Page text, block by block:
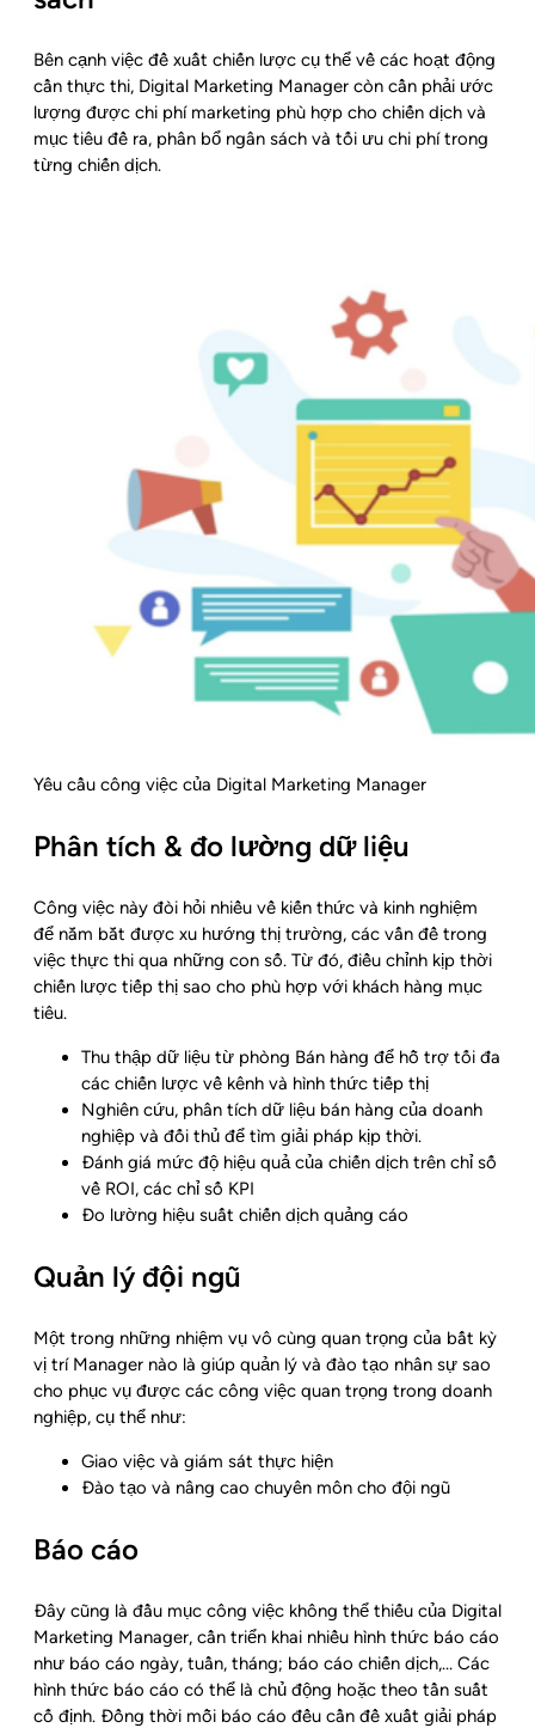
Bên cạnh việc đề xuất chiến lược cụ thể về các hoạt động
cần thực thi, Digital Marketing Manager còn cần phải ước
lượng được chi phí marketing phù hợp cho chiến dịch và
mục tiêu đề ra, phân bổ ngân sách và tối ưu chi phí trong
từng chiến dịch.
Yêu cầu công việc của Digital Marketing Manager
Phân tích & đo lường dữ liệu
Công việc này đòi hỏi nhiều về kiến thức và kinh nghiệm
để nắm bắt được xu hướng thị trường, các vấn đề trong
việc thực thi qua những con số. Từ đó, điều chỉnh kịp thời
chiến lược tiếp thị sao cho phù hợp với khách hàng mục
tiêu.
Thu thập dữ liệu từ phòng Bán hàng để hỗ trợ tối đa
các chiến lược về kênh và hình thức tiếp thị
Nghiên cứu, phân tích dữ liệu bán hàng của doanh
nghiệp và đối thủ để tìm giải pháp kịp thời.
Đánh giá mức độ hiệu quả của chiến dịch trên chỉ số
về ROI, các chỉ số KPI
Đo lường hiệu suất chiến dịch quảng cáo
Quản lý đội ngũ
Một trong những nhiệm vụ vô cùng quan trọng của bất kỳ
vị trí Manager nào là giúp quản lý và đào tạo nhân sự sao
cho phục vụ được các công việc quan trọng trong doanh
nghiệp, cụ thể như:
Giao việc và giám sát thực hiện
Đào tạo và nâng cao chuyên môn cho đội ngũ
Báo cáo
Đây cũng là đầu mục công việc không thể thiếu của Digital
Marketing Manager, cần triển khai nhiều hình thức báo cáo
như báo cáo ngày, tuần, tháng; báo cáo chiến dịch,… Các
hình thức báo cáo có thể là chủ động hoặc theo tần suất
cố định. Đồng thời mỗi báo cáo đều cần đề xuất giải pháp